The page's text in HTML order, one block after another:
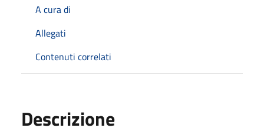
A cura di
Allegati
Contenuti correlati
Descrizione